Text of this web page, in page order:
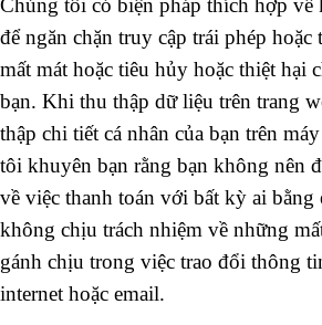
Chúng tôi có biện pháp thích hợp về
để ngăn chặn truy cập trái phép hoặc
mất mát hoặc tiêu hủy hoặc thiệt hại
bạn. Khi thu thập dữ liệu trên trang
thập chi tiết cá nhân của bạn trên
tôi khuyên bạn rằng bạn không nên
về việc thanh toán với bất kỳ ai
không chịu trách nhiệm về những
gánh chịu trong việc trao đổi thông
internet hoặc email.